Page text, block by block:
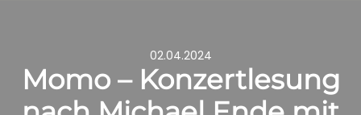
02.04.2024
Momo – Konzertlesung